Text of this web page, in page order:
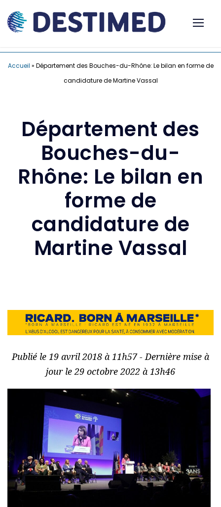
Accueil » Département des Bouches-du-Rhône: Le bilan en forme de
candidature de Martine Vassal
Département des
Bouches-du-
Rhône: Le bilan en
forme de
candidature de
Martine Vassal
Publié le 19 avril 2018 à 11h57 - Dernière mise à
jour le 29 octobre 2022 à 13h46